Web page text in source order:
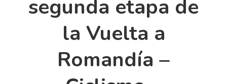
segunda etapa de
la Vuelta a
Romandía –